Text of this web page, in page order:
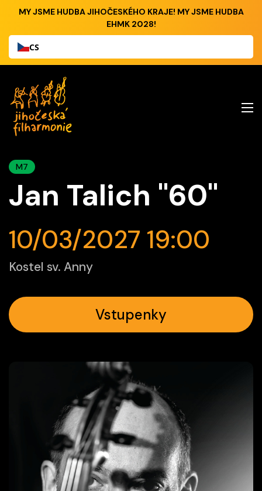
MY JSME HUDBA JIHOČESKÉHO KRAJE! MY JSME HUDBA
EHMK 2028!
CS
M7
Jan Talich "60"
10/03/2027 19:00
Kostel sv. Anny
Vstupenky